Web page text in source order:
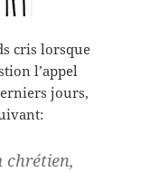
cris lorsque
l’appel
jours,
chrétien,